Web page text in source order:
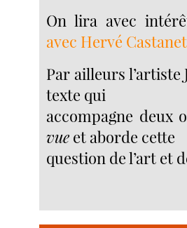
On lira avec
avec Hervé Castanet
Par ailleurs l’artiste
texte qui
accompagne
vue et aborde cette
question de l’art et